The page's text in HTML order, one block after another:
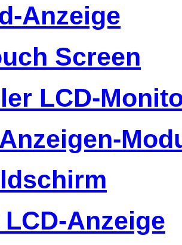
Anzeige
Screen
LCD-
Anzeige